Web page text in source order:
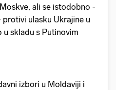
ali se istodobno -
ulasku Ukrajine u
u skladu s Putinovim
izbori u Moldaviji i